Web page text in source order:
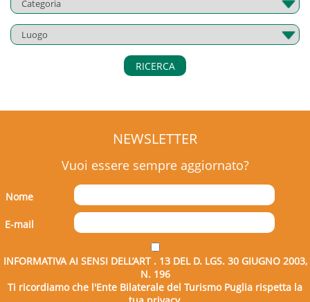
RICERCA
NEWSLETTER
Vuoi essere sempre aggiornato?
Nome
E-mail
INFORMATIVA AI SENSI DELL’ART . 13 DEL D. LGS. 30 GIUGNO 2003,
N. 196
Ti ricordiamo che l'Ente Bilaterale del Turismo Puglia rispetta la